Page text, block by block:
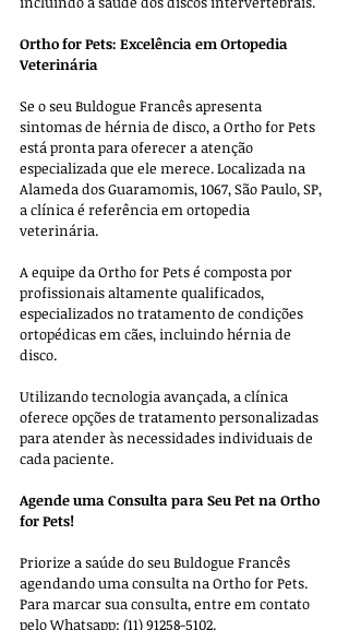
Ortho for Pets: Excelência em Ortopedia
Veterinária
Se o seu Buldogue Francês apresenta
sintomas de hérnia de disco, a Ortho for Pets
está pronta para oferecer a atenção
especializada que ele merece. Localizada na
Alameda dos Guaramomis, 1067, São Paulo, SP,
a clínica é referência em ortopedia
veterinária.
A equipe da Ortho for Pets é composta por
profissionais altamente qualificados,
especializados no tratamento de condições
ortopédicas em cães, incluindo hérnia de
disco.
Utilizando tecnologia avançada, a clínica
oferece opções de tratamento personalizadas
para atender às necessidades individuais de
cada paciente.
Agende uma Consulta para Seu Pet na Ortho
for Pets!
Priorize a saúde do seu Buldogue Francês
agendando uma consulta na Ortho for Pets.
Para marcar sua consulta, entre em contato
pelo Whatsapp: (11) 91258-5102.